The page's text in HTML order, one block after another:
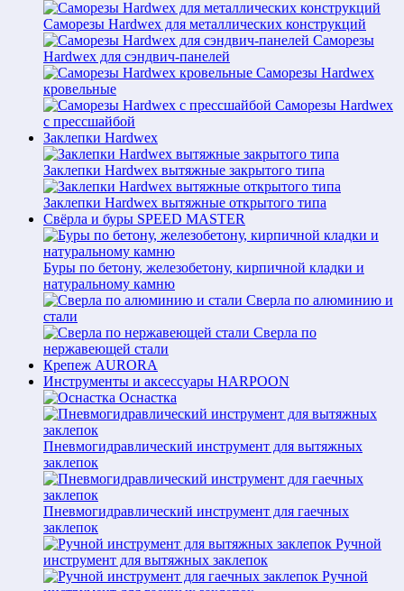
Саморезы Hardwex для металлических конструкций
Саморезы
Hardwex для сэндвич-панелей
Саморезы Hardwex
кровельные
Саморезы Hardwex
с прессшайбой
Заклепки Hardwex
Заклепки Hardwex вытяжные закрытого типа
Заклепки Hardwex вытяжные открытого типа
Свёрла и буры SPEED MASTER
Буры по бетону, железобетону, кирпичной кладки и
натуральному камню
Сверла по алюминию и
стали
Сверла по
нержавеющей стали
Крепеж AURORA
Инструменты и аксессуары HARPOON
Оснастка
Пневмогидравлический инструмент для вытяжных
заклепок
Пневмогидравлический инструмент для гаечных
заклепок
Ручной
инструмент для вытяжных заклепок
Ручной